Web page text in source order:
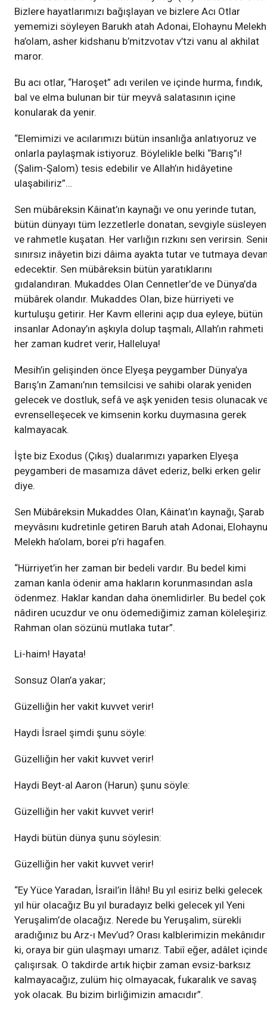
Bizlere hayatlarımızı bağışlayan ve bizlere Acı Otlar
yememizi söyleyen Barukh atah Adonai, Elohaynu Melekh
ha’olam, asher kidshanu b’mitzvotav v’tzi vanu al akhilat
maror.
Bu acı otlar, “Haroşet” adı verilen ve içinde hurma, fındık,
bal ve elma bulunan bir tür meyvâ salatasının içine
konularak da yenir.
“Elemimizi ve acılarımızı bütün insanlığa anlatıyoruz ve
onlarla paylaşmak istiyoruz. Böylelikle belki “Barış”ı!
(Şalim-Şalom) tesis edebilir ve Allah’ın hidâyetine
ulaşabiliriz”…
Sen mübâreksin Kâinat’ın kaynağı ve onu yerinde tutan,
bütün dünyayı tüm lezzetlerle donatan, sevgiyle süsleyen
ve rahmetle kuşatan. Her varlığın rızkını sen verirsin.
sınırsız inâyetin bizi dâima ayakta tutar ve tutmaya
edecektir. Sen mübâreksin bütün yaratıklarını
gıdalandıran. Mukaddes Olan Cennetler’de ve Dünya’da
mübârek olandır. Mukaddes Olan, bize hürriyeti ve
kurtuluşu getirir. Her Kavm ellerini açıp dua eyleye, bütün
insanlar Adonay’ın aşkıyla dolup taşmalı, Allah’ın rahmeti
her zaman kudret verir, Halleluya!
Mesih’in gelişinden önce Elyeşa peygamber Dünya’ya
Barış’ın Zamanı’nın temsilcisi ve sahibi olarak yeniden
gelecek ve dostluk, sefâ ve aşk yeniden tesis olunacak
evrenselleşecek ve kimsenin korku duymasına gerek
kalmayacak.
İşte biz Exodus (Çıkış) dualarımızı yaparken Elyeşa
peygamberi de masamıza dâvet ederiz, belki erken gelir
diye.
Sen Mübâreksin Mukaddes Olan, Kâinat’ın kaynağı, Şarab
meyvâsını kudretinle getiren Baruh atah Adonai, Elohaynu
Melekh ha’olam, borei p’ri hagafen.
“Hürriyet’in her zaman bir bedeli vardır. Bu bedel kimi
zaman kanla ödenir ama hakların korunmasından asla
ödenmez. Haklar kandan daha önemlidirler. Bu bedel çok
nâdiren ucuzdur ve onu ödemediğimiz zaman
Rahman olan sözünü mutlaka tutar”.
Li-haim! Hayata!
Sonsuz Olan’a yakar;
Güzelliğin her vakit kuvvet verir!
Haydi İsrael şimdi şunu söyle:
Güzelliğin her vakit kuvvet verir!
Haydi Beyt-al Aaron (Harun) şunu söyle:
Güzelliğin her vakit kuvvet verir!
Haydi bütün dünya şunu söylesin:
Güzelliğin her vakit kuvvet verir!
“Ey Yüce Yaradan, İsrail’in İlâhı! Bu yıl esiriz belki gelecek
yıl hür olacağız Bu yıl buradayız belki gelecek yıl Yeni
Yeruşalim’de olacağız. Nerede bu Yeruşalim, sürekli
aradığınız bu Arz-ı Mev’ud? Orası kalblerimizin mekânıdır
ki, oraya bir gün ulaşmayı umarız. Tabiî eğer, adâlet
çalışırsak. O takdirde artık hiçbir zaman evsiz-barksız
kalmayacağız, zulüm hiç olmayacak, fukaralık ve savaş
yok olacak. Bu bizim birliğimizin amacıdır”.